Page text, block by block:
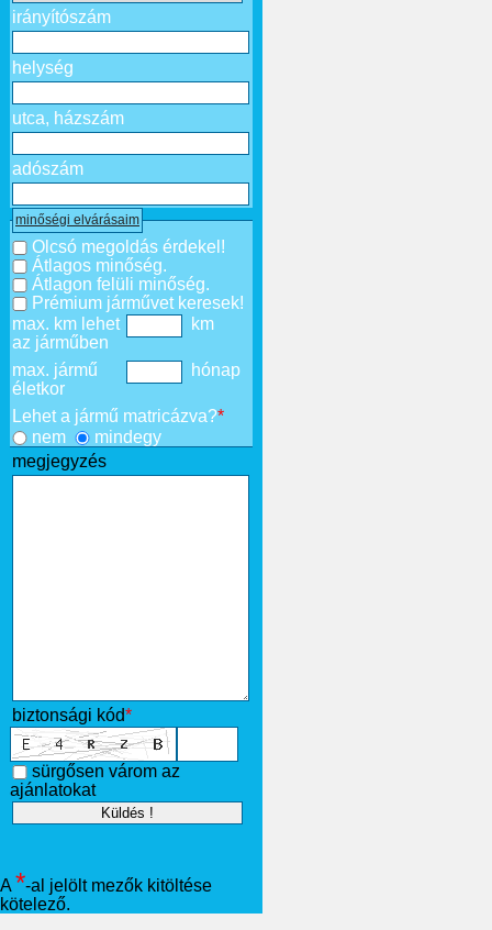
irányítószám
helység
utca, házszám
adószám
minőségi elvárásaim
Olcsó megoldás érdekel!
Átlagos minőség.
Átlagon felüli minőség.
Prémium járművet keresek!
max. km lehet
az járműben
km
max. jármű
életkor
hónap
Lehet a jármű matricázva?*
nem
mindegy
megjegyzés
biztonsági kód*
sürgősen várom az
ajánlatokat
A *-al jelölt mezők kitöltése
kötelező.